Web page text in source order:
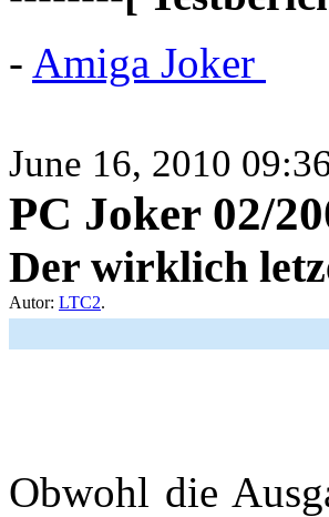
- Amiga Joker :
June 16, 2010
PC Joker 02/
Der wirklich
Autor: LTC2.
Obwohl die